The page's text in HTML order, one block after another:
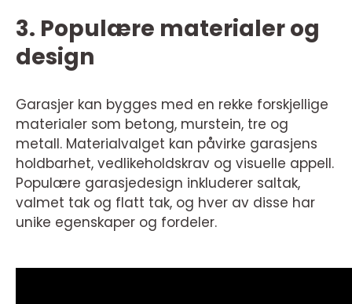
3. Populære materialer og
design
Garasjer kan bygges med en rekke forskjellige
materialer som betong, murstein, tre og
metall. Materialvalget kan påvirke garasjens
holdbarhet, vedlikeholdskrav og visuelle appell.
Populære garasjedesign inkluderer saltak,
valmet tak og flatt tak, og hver av disse har
unike egenskaper og fordeler.